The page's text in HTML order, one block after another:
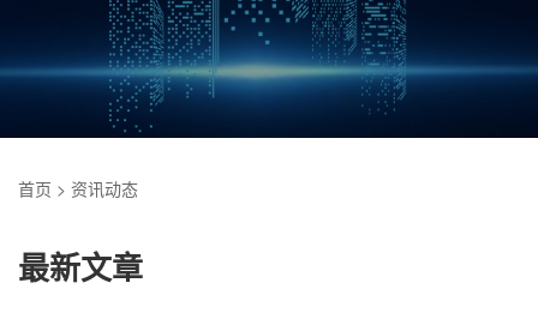
首页 > 资讯动态
最新文章